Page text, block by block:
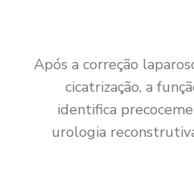
Após a correção
cicatrização, a
identifica
urologia